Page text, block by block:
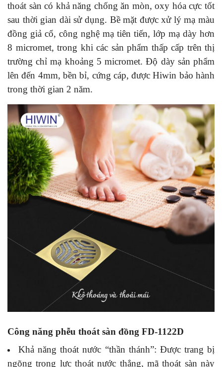
thoát sàn có khả năng chống ăn mòn, oxy hóa cực tốt
sau thời gian dài sử dụng. Bề mặt được xử lý mạ màu
đồng giả cổ, công nghệ mạ tiên tiến, lớp mạ dày hơn
8 micromet, trong khi các sản phẩm thấp cấp trên thị
trường chỉ mạ khoảng 5 micromet. Độ dày sản phẩm
lên đến 4mm, bền bỉ, cứng cáp, được Hiwin bảo hành
trong thời gian 2 năm.
Công năng phễu thoát sàn đồng FD-1122D
Khả năng thoát nước “thần thánh”: Được trang bị
ngõng trọng lực thoát nước thẳng, mã thoát sàn này